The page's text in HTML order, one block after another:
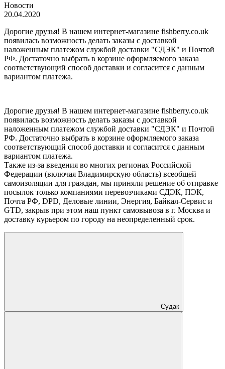
Новости
20.04.2020
Дорогие друзья! В нашем интернет-магазине fishberry.co.uk
появилась возможность делать заказы с доставкой
наложенным платежом службой доставки "СДЭК" и Почтой
РФ. Достаточно выбрать в корзине оформляемого заказа
соответствующий способ доставки и согласится с данным
вариантом платежа.
Дорогие друзья! В нашем интернет-магазине fishberry.co.uk
появилась возможность делать заказы с доставкой
наложенным платежом службой доставки "СДЭК" и Почтой
РФ. Достаточно выбрать в корзине оформляемого заказа
соответствующий способ доставки и согласится с данным
вариантом платежа.
Также из-за введения во многих регионах Российской
Федерации (включая Владимирскую область) всеобщей
самоизоляции для граждан, мы приняли решение об отправке
посылок только компаниями перевозчиками СДЭК, ПЭК,
Почта РФ, DPD, Деловые линии, Энергия, Байкал-Сервис и
GTD, закрыв при этом наш пункт самовывоза в г. Москва и
доставку курьером по городу на неопределенный срок.
Судак